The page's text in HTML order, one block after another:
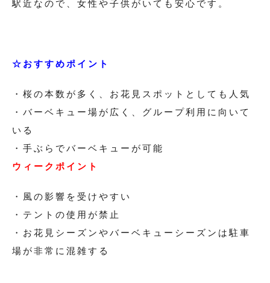
駅近なので、女性や子供がいても安心です。
☆おすすめポイント
・桜の本数が多く、お花見スポットとしても人気
・バーベキュー場が広く、グループ利用に向いて
いる
・手ぶらでバーベキューが可能
ウィークポイント
・風の影響を受けやすい
・テントの使用が禁止
・お花見シーズンやバーベキューシーズンは駐車
場が非常に混雑する